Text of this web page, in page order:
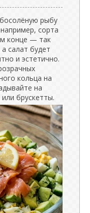
рыбу
сорта
конце — так
салат будет
и эстетично.
кольца на
на
брускетты.